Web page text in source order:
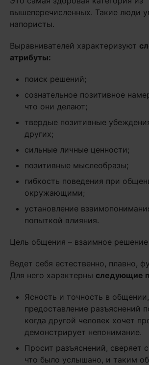
вышеперечисленных. Такие люди
напористы.
Выравнивателей характеризуют
атрибуты:
поиск решений;
сознательное позитивное
что они делают;
твердые позитивные
других;
сильные личные ценности;
позитивные мыслеобразы;
гибкость поведения при
окружающими;
установление
попыткой влияния.
Цель общения – взаимное
Ведет себя естественно, плавно,
Для него характерны следующие
Ясность и точность в общении,
предоставление разъяснений
когда другой человек хочет
демонстрирует непонимание.
Просит разъяснений, сверяет
что было услышано, и таким